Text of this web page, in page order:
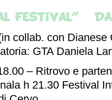
–
collab. con Dianese
GTA Daniela
– Ritrovo e
h 21.30 Festival